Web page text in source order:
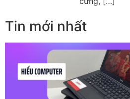
Tin mới nhất